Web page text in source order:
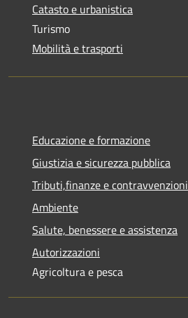
Catasto e urbanistica
Turismo
Mobilità e trasporti
Educazione e formazione
Giustizia e sicurezza pubblica
Tributi,finanze e contravvenzioni
Ambiente
Salute, benessere e assistenza
Autorizzazioni
Agricoltura e pesca